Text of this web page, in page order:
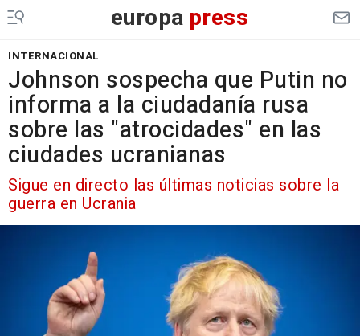
europa press
INTERNACIONAL
Johnson sospecha que Putin no
informa a la ciudadanía rusa
sobre las "atrocidades" en las
ciudades ucranianas
Sigue en directo las últimas noticias sobre la
guerra en Ucrania